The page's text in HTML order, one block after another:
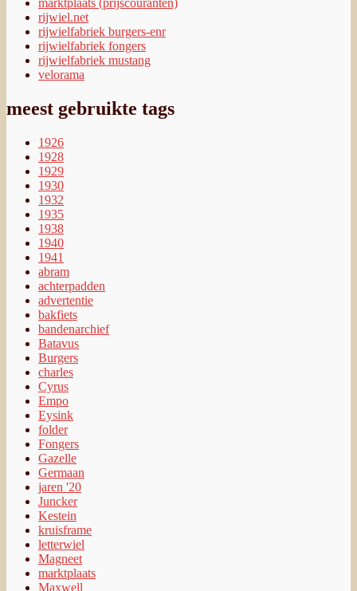
marktplaats (prijscouranten)
rijwiel.net
rijwielfabriek burgers-enr
rijwielfabriek fongers
rijwielfabriek mustang
velorama
meest gebruikte tags
1926
1928
1929
1930
1932
1935
1938
1940
1941
abram
achterpadden
advertentie
bakfiets
bandenarchief
Batavus
Burgers
charles
Cyrus
Empo
Eysink
folder
Fongers
Gazelle
Germaan
jaren '20
Juncker
Kestein
kruisframe
letterwiel
Magneet
marktplaats
Maxwell